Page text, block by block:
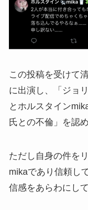
この投稿を受けて
に出演し、「ジョ
とホルスタイン
氏との不倫」を認
ただし自身の件を
mikaであり信頼し
信感をあらわにして